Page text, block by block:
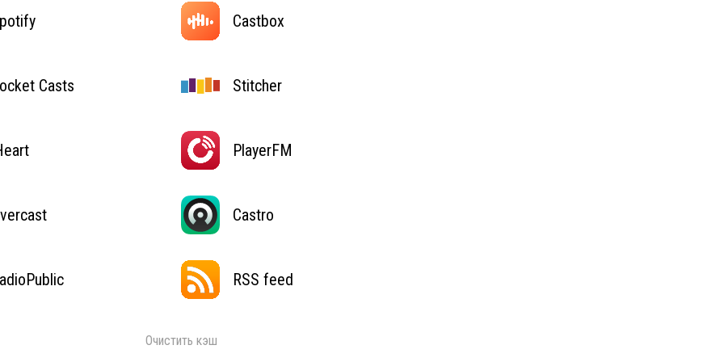
Castbox
Casts Stitcher
PlayerFM
Castro
RSS feed
Очистить кэш